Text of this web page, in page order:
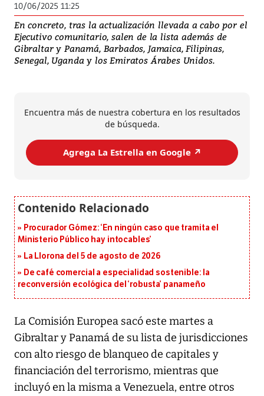
10/06/2025 11:25
En concreto, tras la actualización llevada a cabo por el
Ejecutivo comunitario, salen de la lista además de
Gibraltar y Panamá, Barbados, Jamaica, Filipinas,
Senegal, Uganda y los Emiratos Árabes Unidos.
Encuentra más de nuestra cobertura en los resultados
de búsqueda.
Agrega La Estrella en Google ↗️
Procurador Gómez: ‘En ningún caso que tramita el
Ministerio Público hay intocables’
La Llorona del 5 de agosto de 2026
De café comercial a especialidad sostenible: la
reconversión ecológica del ‘robusta’ panameño
La Comisión Europea sacó este martes a
Gibraltar y Panamá de su lista de jurisdicciones
con alto riesgo de blanqueo de capitales y
financiación del terrorismo, mientras que
incluyó en la misma a Venezuela, entre otros